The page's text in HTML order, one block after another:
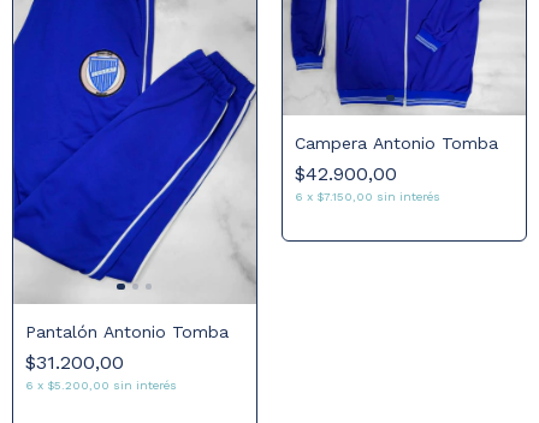
Pantalón Antonio Tomba
$31.200,00
6 x $5.200,00 sin interés
Campera Antonio Tomba
$42.900,00
6 x $7.150,00 sin interés